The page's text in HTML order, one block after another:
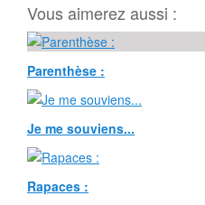
Vous aimerez aussi :
Parenthèse :
Je me souviens...
Rapaces :